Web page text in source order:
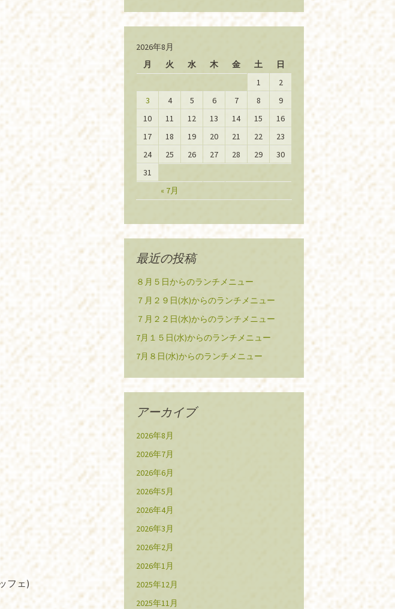
フェ)
2026年8月
月
火 水 木 金 土 日
« 7月
1
2
3
4 5 6 7 8
9
10
11 12 13 14 15
16
17
18 19 20 21 22
23
24
25 26 27 28 29
30
31
最近の投稿
８月５日からのランチメニュー
７月２９日(水)からのランチメニュー
７月２２日(水)からのランチメニュー
7月１５日(水)からのランチメニュー
7月８日(水)からのランチメニュー
アーカイブ
2026年8月
2026年7月
2026年6月
2026年5月
2026年4月
2026年3月
2026年2月
2026年1月
2025年12月
2025年11月